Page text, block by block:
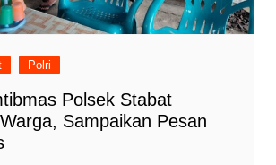
Polri
Polsek Stabat
Sampaikan Pesan